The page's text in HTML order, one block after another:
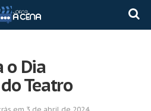
o Dia
Teatro